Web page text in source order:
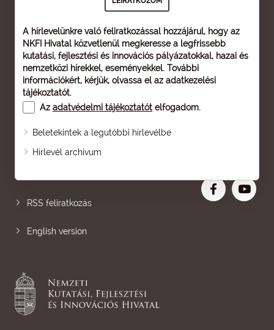
A hírlevelünkre való feliratkozással hozzájárul, hogy az
NKFI Hivatal közvetlenül megkeresse a legfrissebb
kutatási, fejlesztési és innovációs pályázatokkal, hazai és
nemzetközi hírekkel, eseményekkel. További
információkért, kérjük, olvassa el az adatkezelési
tájékoztatót.
Az adatvédelmi tájékoztatót elfogadom.
Beletekintek a legutóbbi hírlevélbe
Hírlevél archívum
Oldaltérkép
RSS feliratkozás
English version